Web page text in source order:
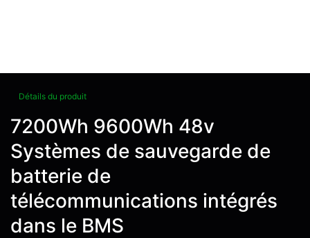
Détails du produit
7200Wh 9600Wh 48v
Systèmes de sauvegarde de
batterie de
télécommunications intégrés
dans le BMS